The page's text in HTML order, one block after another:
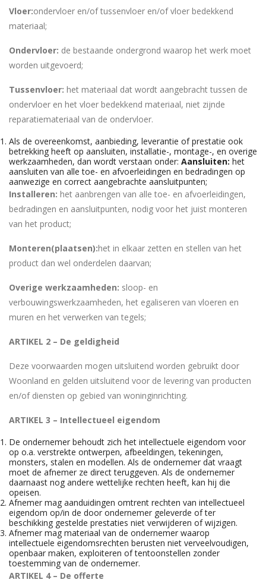
Vloer:ondervloer en/of tussenvloer en/of vloer bedekkend
materiaal;
Ondervloer: de bestaande ondergrond waarop het werk moet
worden uitgevoerd;
Tussenvloer: het materiaal dat wordt aangebracht tussen de
ondervloer en het vloer bedekkend materiaal, niet zijnde
reparatiemateriaal van de ondervloer.
Als de overeenkomst, aanbieding, leverantie of prestatie ook
betrekking heeft op aansluiten, installatie-, montage-, en overige
werkzaamheden, dan wordt verstaan onder: Aansluiten: het
aansluiten van alle toe- en afvoerleidingen en bedradingen op
aanwezige en correct aangebrachte aansluitpunten;
Installeren: het aanbrengen van alle toe- en afvoerleidingen,
bedradingen en aansluitpunten, nodig voor het juist monteren
van het product;
Monteren(plaatsen):het in elkaar zetten en stellen van het
product dan wel onderdelen daarvan;
Overige werkzaamheden: sloop- en
verbouwingswerkzaamheden, het egaliseren van vloeren en
muren en het verwerken van tegels;
ARTIKEL 2 – De geldigheid
Deze voorwaarden mogen uitsluitend worden gebruikt door
Woonland en gelden uitsluitend voor de levering van producten
en/of diensten op gebied van woninginrichting.
ARTIKEL 3 – Intellectueel eigendom
De ondernemer behoudt zich het intellectuele eigendom voor
op o.a. verstrekte ontwerpen, afbeeldingen, tekeningen,
monsters, stalen en modellen. Als de ondernemer dat vraagt
moet de afnemer ze direct teruggeven. Als de ondernemer
daarnaast nog andere wettelijke rechten heeft, kan hij die
opeisen.
Afnemer mag aanduidingen omtrent rechten van intellectueel
eigendom op/in de door ondernemer geleverde of ter
beschikking gestelde prestaties niet verwijderen of wijzigen.
Afnemer mag materiaal van de ondernemer waarop
intellectuele eigendomsrechten berusten niet verveelvoudigen,
openbaar maken, exploiteren of tentoonstellen zonder
toestemming van de ondernemer.
ARTIKEL 4 – De offerte